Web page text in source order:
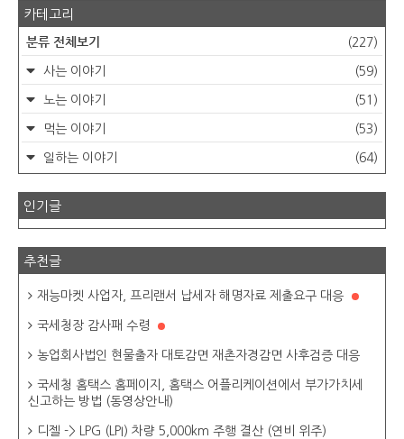
카테고리
분류 전체보기 (227)
사는 이야기 (59)
노는 이야기 (51)
먹는 이야기 (53)
일하는 이야기 (64)
인기글
추천글
재능마켓 사업자, 프리랜서 납세자 해명자료 제출요구 대응
국세청장 감사패 수령
농업회사법인 현물출자 대토감면 재촌자경감면 사후검증 대응
국세청 홈택스 홈페이지, 홈택스 어플리케이션에서 부가가치세
신고하는 방법 (동영상안내)
디젤 -> LPG (LPI) 차량 5,000km 주행 결산 (연비 위주)